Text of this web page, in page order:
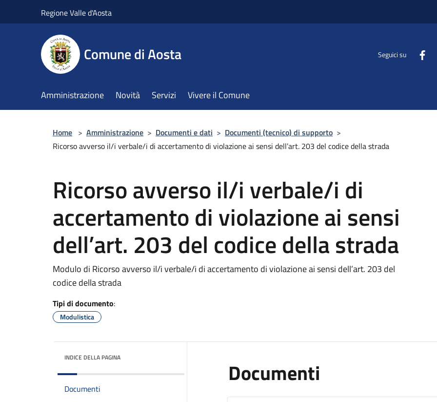
Regione Valle d'Aosta
Comune di Aosta Seguici su
Amministrazione Novità Servizi Vivere il Comune
Home > Amministrazione > Documenti e dati > Documenti (tecnico) di supporto >
Ricorso avverso il/i verbale/i di accertamento di violazione ai sensi dell’art. 203 del codice della strada
Ricorso avverso il/i verbale/i di
accertamento di violazione ai sensi
dell’art. 203 del codice della strada
Modulo di Ricorso avverso il/i verbale/i di accertamento di violazione ai sensi dell’art. 203 del
codice della strada
Tipi di documento:
Modulistica
INDICE DELLA PAGINA
Documenti
Documenti